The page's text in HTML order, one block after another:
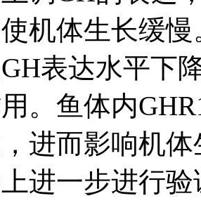
机体生长缓
表达水平下
。鱼体内
进而影响机
进一步进行